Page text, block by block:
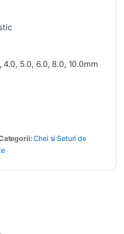
4.0, 5.0, 6.0, 8.0, 10.0mm
Chei si Seturi de